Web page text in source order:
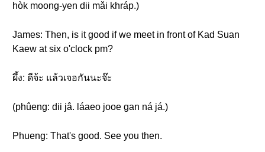
hòk moong-yen dii mǎi khráp.)
James: Then, is it good if we meet in front of Kad Suan
Kaew at six o'clock pm?
ผึ้ง: ดีจ้ะ แล้วเจอกันนะจ๊ะ
(phûeng: dii jâ. láaeo jooe gan ná já.)
Phueng: That's good. See you then.